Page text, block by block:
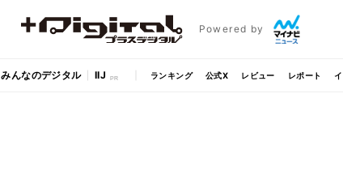
Powered by
みんなのデジタル IIJ ランキング 公式X レビュー レポート